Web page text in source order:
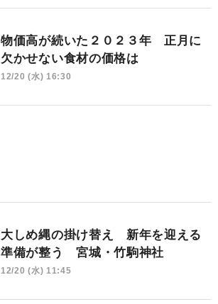
物価高が続いた２０２３年 正月に
欠かせない食材の価格は
12/20 (水) 16:30
大しめ縄の掛け替え 新年を迎える
準備が整う 宮城・竹駒神社
12/20 (水) 11:45